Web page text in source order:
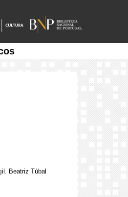
il. Beatriz Túbal